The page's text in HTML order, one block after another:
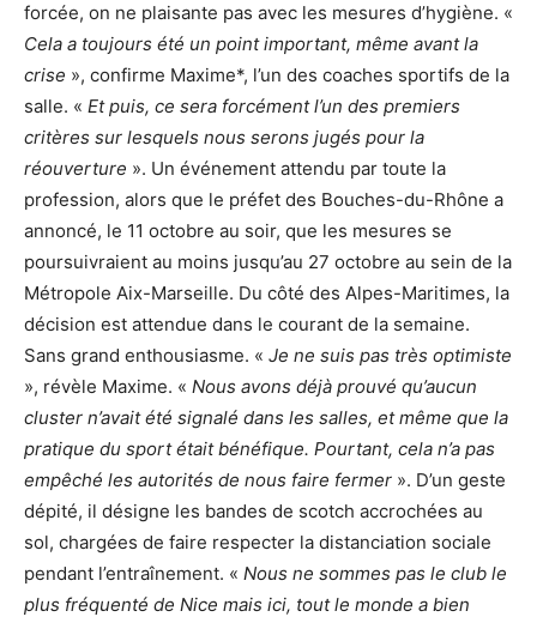
forcée, on ne plaisante pas avec les mesures d’hygiène. «
Cela a toujours été un point important, même avant la
crise », confirme Maxime*, l’un des coaches sportifs de la
salle. « Et puis, ce sera forcément l’un des premiers
critères sur lesquels nous serons jugés pour la
réouverture ». Un événement attendu par toute la
profession, alors que le préfet des Bouches-du-Rhône a
annoncé, le 11 octobre au soir, que les mesures se
poursuivraient au moins jusqu’au 27 octobre au sein de la
Métropole Aix-Marseille. Du côté des Alpes-Maritimes, la
décision est attendue dans le courant de la semaine.
Sans grand enthousiasme. « Je ne suis pas très optimiste
», révèle Maxime. « Nous avons déjà prouvé qu’aucun
cluster n’avait été signalé dans les salles, et même que la
pratique du sport était bénéfique. Pourtant, cela n’a pas
empêché les autorités de nous faire fermer ». D’un geste
dépité, il désigne les bandes de scotch accrochées au
sol, chargées de faire respecter la distanciation sociale
pendant l’entraînement. « Nous ne sommes pas le club le
plus fréquenté de Nice mais ici, tout le monde a bien